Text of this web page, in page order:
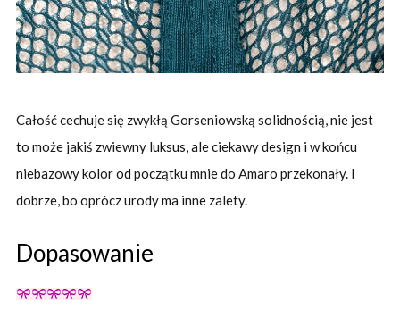
Całość cechuje się zwykłą Gorseniowską solidnością, nie jest
to może jakiś zwiewny luksus, ale ciekawy design i w końcu
niebazowy kolor od początku mnie do Amaro przekonały. I
dobrze, bo oprócz urody ma inne zalety.
Dopasowanie